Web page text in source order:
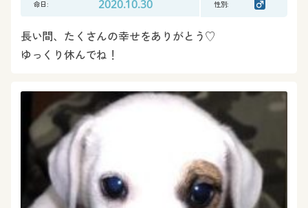
命日: 2020.10.30 性別:
長い間、たくさんの幸せをありがとう♡
ゆっくり休んでね！